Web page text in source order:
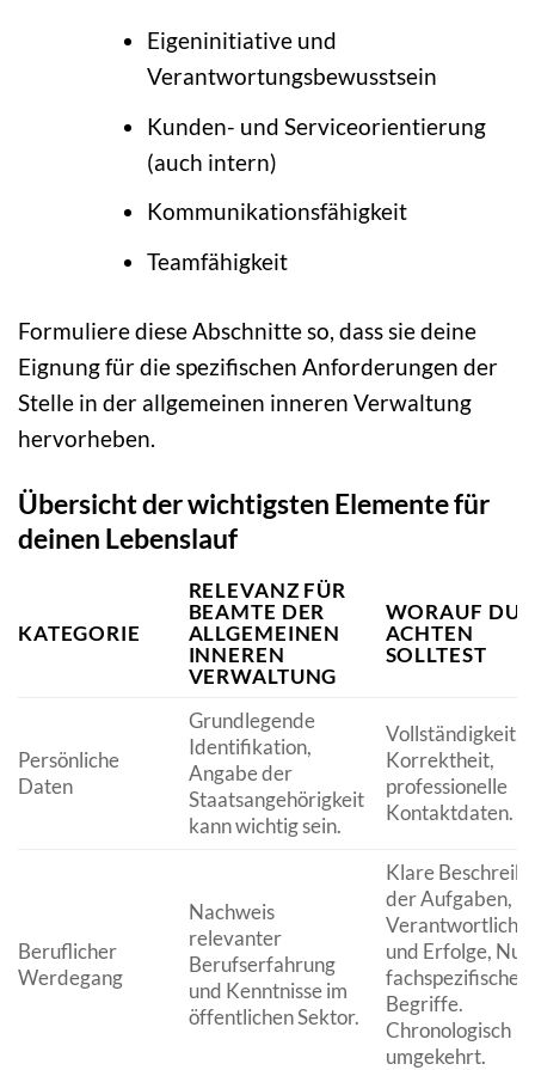
Eigeninitiative und
Verantwortungsbewusstsein
Kunden- und Serviceorientierung
(auch intern)
Kommunikationsfähigkeit
Teamfähigkeit
Formuliere diese Abschnitte so, dass sie deine
Eignung für die spezifischen Anforderungen der
Stelle in der allgemeinen inneren Verwaltung
hervorheben.
Übersicht der wichtigsten Elemente für
deinen Lebenslauf
KATEGORIE
RELEVANZ FÜR
BEAMTE DER
ALLGEMEINEN
INNEREN
VERWALTUNG
WORAUF DU
ACHTEN
SOLLTEST
Persönliche
Daten
Grundlegende
Identifikation,
Angabe der
Staatsangehörigkeit
kann wichtig sein.
Vollständigkeit,
Korrektheit,
professionelle
Kontaktdaten.
Beruflicher
Werdegang
Nachweis
relevanter
Berufserfahrung
und Kenntnisse im
öffentlichen Sektor.
Klare
der Aufgaben,
und Erfolge,
fachspezifischer
Begriffe.
Chronologisch
umgekehrt.